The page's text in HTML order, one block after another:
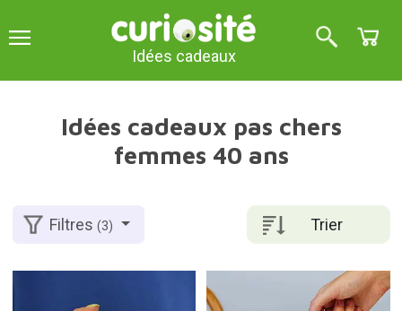
Idées cadeaux
Idées cadeaux pas chers
femmes 40 ans
Trier
Filtres(3)